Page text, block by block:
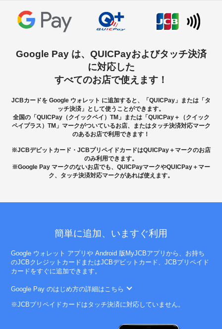
Google Pay は、QUICPayおよびタッチ決済
に対応した
すべてのお店で使えます！
JCBカードを Google ウォレット に追加すると、「QUICPay」または「タ
ッチ決済」として使うことができます。
全国の「QUICPay（クイックペイ）TM」または「QUICPay＋（クイック
ペイプラス）TM」マークがついているお店、またはタッチ決済対応マーク
のあるお店で利用できます！
※JCBデビットカード・JCBプリペイドカードはQUICPay＋マークのお店
のみ利用できます。
※Google Pay マークのないお店でも、QUICPayマークやQUICPay＋マー
ク、タッチ決済対応マークがあれば使えます。
簡単に追加、いますぐ利用
Google ウォレット アプリや Android 版MyJCBアプリから、お持ち
のJCBクレジットカードまたはJCBデビットカード、JCBプリペイド
カードをすぐに追加できます。
Google Pay のはじめ方の詳細はこちら
※JCBプリペイドカードはタッチ決済に対応していません。